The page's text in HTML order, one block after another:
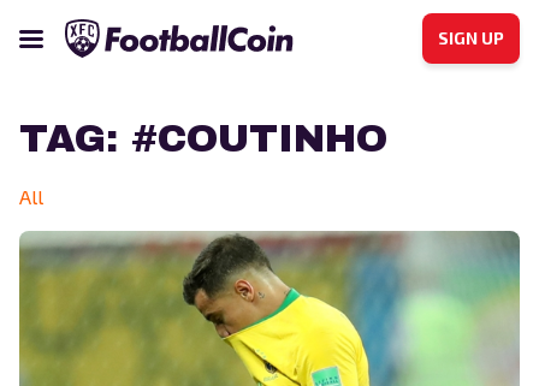
SIGN UP
TAG: #COUTINHO
All